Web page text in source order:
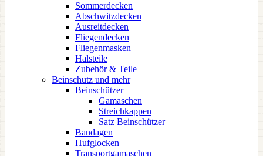
Sommerdecken
Abschwitzdecken
Ausreitdecken
Fliegendecken
Fliegenmasken
Halsteile
Zubehör & Teile
Beinschutz und mehr
Beinschützer
Gamaschen
Streichkappen
Satz Beinschützer
Bandagen
Hufglocken
Transportgamaschen